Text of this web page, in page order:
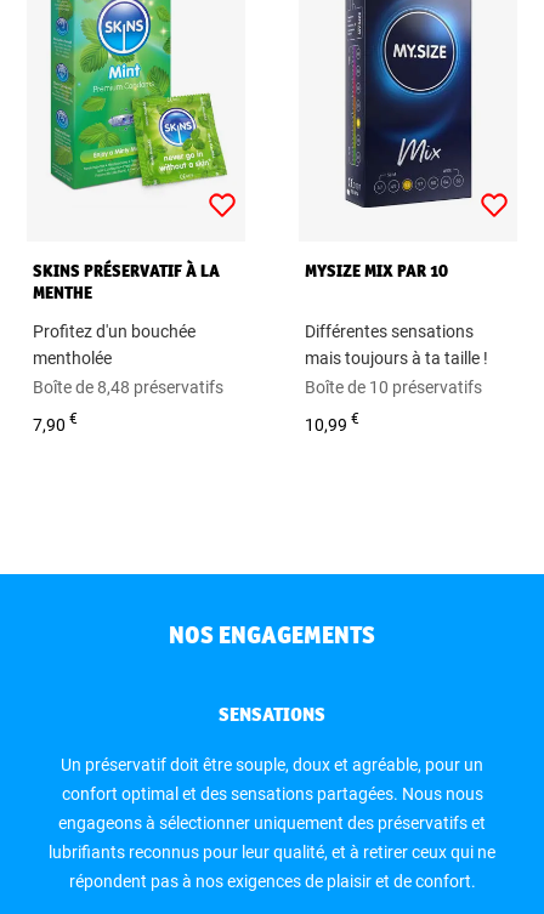
SKINS PRÉSERVATIF À LA
MENTHE
Profitez d'un bouchée
mentholée
Boîte de 8,48 préservatifs
7,90€
MYSIZE MIX PAR 10
Différentes sensations
mais toujours à ta taille !
Boîte de 10 préservatifs
10,99€
NOS ENGAGEMENTS
SENSATIONS
Un préservatif doit être souple, doux et agréable, pour un
confort optimal et des sensations partagées. Nous nous
engageons à sélectionner uniquement des préservatifs et
lubrifiants reconnus pour leur qualité, et à retirer ceux qui ne
répondent pas à nos exigences de plaisir et de confort.